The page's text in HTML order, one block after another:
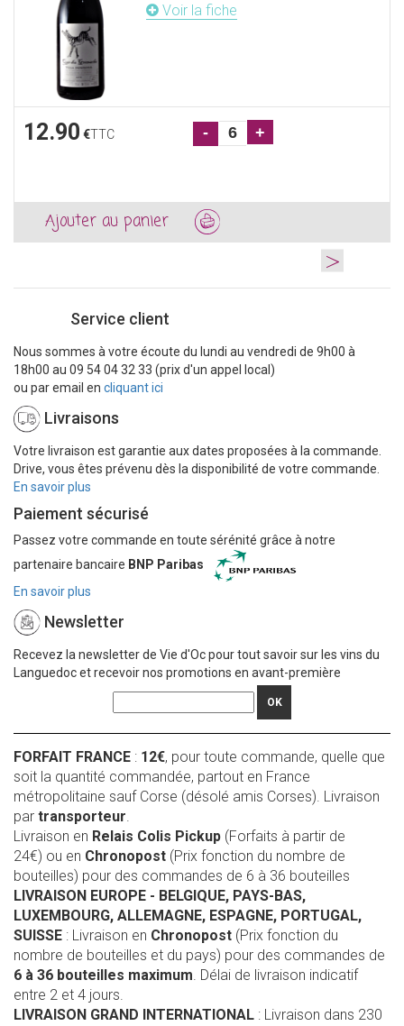
Voir la fiche
12.90 €TTC - +
Ajouter au panier
>
Service client
Nous sommes à votre écoute du lundi au vendredi de 9h00 à
18h00 au 09 54 04 32 33 (prix d'un appel local)
ou par email en cliquant ici
Livraisons
Votre livraison est garantie aux dates proposées à la commande.
Drive, vous êtes prévenu dès la disponibilité de votre commande.
En savoir plus
Paiement sécurisé
Passez votre commande en toute sérénité grâce à notre
partenaire bancaire BNP Paribas
En savoir plus
Newsletter
Recevez la newsletter de Vie d'Oc pour tout savoir sur les vins du
Languedoc et recevoir nos promotions en avant-première
OK
FORFAIT FRANCE : 12€, pour toute commande, quelle que
soit la quantité commandée, partout en France
métropolitaine sauf Corse (désolé amis Corses). Livraison
par transporteur.
Livraison en Relais Colis Pickup (Forfaits à partir de
24€) ou en Chronopost (Prix fonction du nombre de
bouteilles) pour des commandes de 6 à 36 bouteilles
LIVRAISON EUROPE - BELGIQUE, PAYS-BAS,
LUXEMBOURG, ALLEMAGNE, ESPAGNE, PORTUGAL,
SUISSE : Livraison en Chronopost (Prix fonction du
nombre de bouteilles et du pays) pour des commandes de
6 à 36 bouteilles maximum. Délai de livraison indicatif
entre 2 et 4 jours.
LIVRAISON GRAND INTERNATIONAL : Livraison dans 230